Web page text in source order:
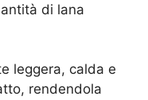
di lana
leggera, calda e
rendendola